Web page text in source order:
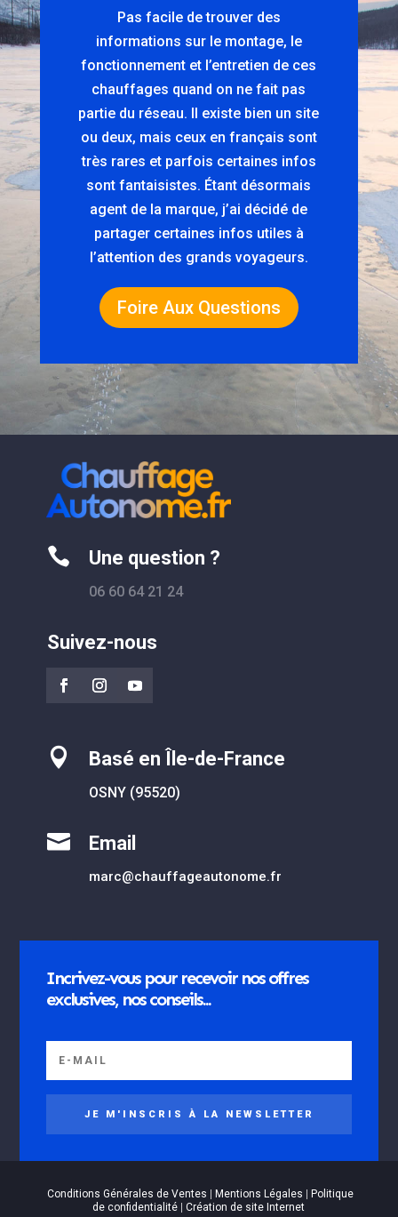
Pas facile de trouver des
informations sur le montage, le
fonctionnement et l’entretien de ces
chauffages quand on ne fait pas
partie du réseau. Il existe bien un site
ou deux, mais ceux en français sont
très rares et parfois certaines infos
sont fantaisistes. Étant désormais
agent de la marque, j’ai décidé de
partager certaines infos utiles à
l’attention des grands voyageurs.
Foire Aux Questions
 Une question ?
06 60 64 21 24
Suivez-nous
 Basé en Île-de-France
OSNY (95520)
 Email
marc@chauffageautonome.fr
Incrivez-vous pour recevoir nos offres
exclusives, nos conseils...
JE M'INSCRIS À LA NEWSLETTER
Conditions Générales de Ventes Mentions Légales
Politique
de confidentialité |Création de site Internet